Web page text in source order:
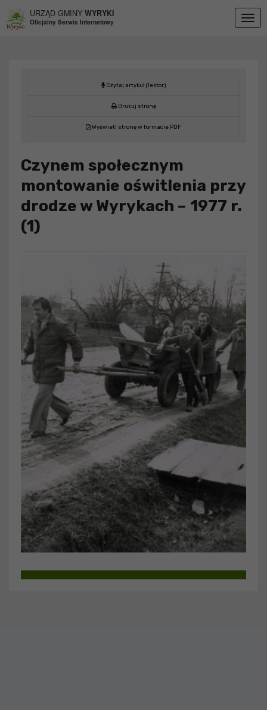
URZĄD GMINY WYRYKI
Oficjalny Serwis Internetowy
Czytaj artykuł (lektor)
Drukuj stronę
Wyświetl stronę w formacie PDF
Czynem społecznym
montowanie oświtlenia przy
drodze w Wyrykach – 1977 r.
(1)